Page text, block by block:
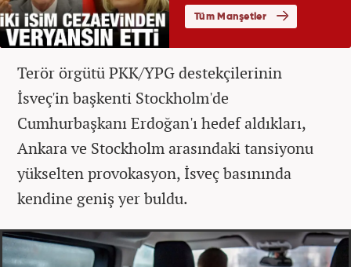
Terör örgütü PKK/YPG destekçilerinin
İsveç'in başkenti Stockholm'de
Cumhurbaşkanı Erdoğan'ı hedef aldıkları,
Ankara ve Stockholm arasındaki tansiyonu
yükselten provokasyon, İsveç basınında
kendine geniş yer buldu.